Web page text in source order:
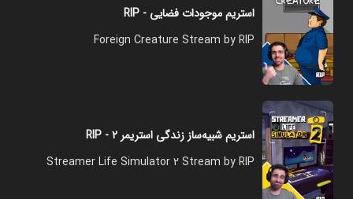
استریم موجودات فضایی - RIP
Foreign Creature Stream by RIP
استریم شبیه‌ساز زندگی استریمر ۲ - RIP
Streamer Life Simulator 2 Stream by RIP